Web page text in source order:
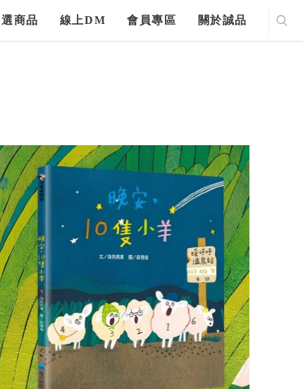
商品 線上DM 會員專區 關於誠品